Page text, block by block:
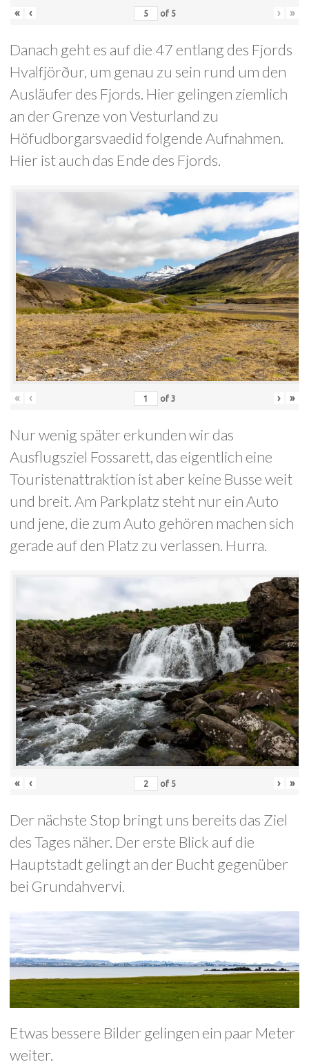
« ‹ of 5 › »
Danach geht es auf die 47 entlang des Fjords
Hvalfjörður, um genau zu sein rund um den
Ausläufer des Fjords. Hier gelingen ziemlich
an der Grenze von Vesturland zu
Höfudborgarsvaedid folgende Aufnahmen.
Hier ist auch das Ende des Fjords.
« ‹ of 3 › »
Nur wenig später erkunden wir das
Ausflugsziel Fossarett, das eigentlich eine
Touristenattraktion ist aber keine Busse weit
und breit. Am Parkplatz steht nur ein Auto
und jene, die zum Auto gehören machen sich
gerade auf den Platz zu verlassen. Hurra.
« ‹ of 5 › »
Der nächste Stop bringt uns bereits das Ziel
des Tages näher. Der erste Blick auf die
Hauptstadt gelingt an der Bucht gegenüber
bei Grundahvervi.
Etwas bessere Bilder gelingen ein paar Meter
weiter.